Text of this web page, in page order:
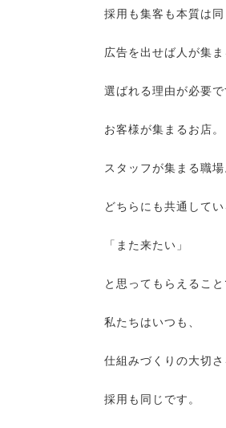
採用も集客も本質は同
広告を出せば人が集
選ばれる理由が必要で
お客様が集まるお店。
スタッフが集まる職場
どちらにも共通してい
「また来たい」
と思ってもらえること
私たちはいつも、
仕組みづくりの大切さ
採用も同じです。